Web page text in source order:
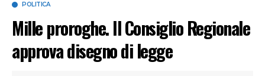
POLITICA
Mille proroghe. Il Consiglio Regionale
approva disegno di legge